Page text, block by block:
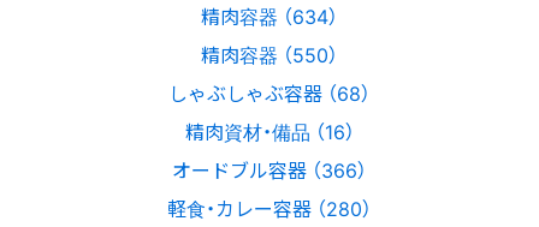
精肉容器 （634）
精肉容器 （550）
しゃぶしゃぶ容器 （68）
精肉資材・備品 （16）
オードブル容器 （366）
軽食・カレー容器 （280）